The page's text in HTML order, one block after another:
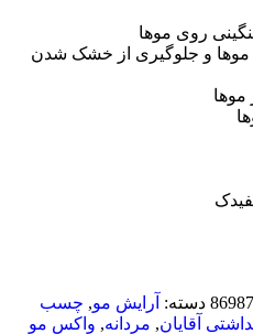
روی موها
و جلوگیری از خشک شدن
موها
دسته: آرایش مو, چسب
آقایان, مردانه, واکس مو